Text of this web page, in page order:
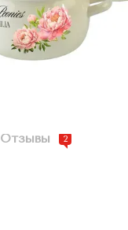
Отзывы 2